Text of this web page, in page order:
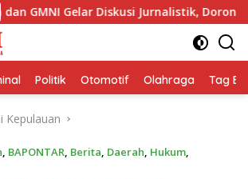
Jurnalistik, Dorong Gen Z Kritis
Politik Otomotif Olahraga Tag
Kepulauan
, BAPONTAR, Berita, Daerah, Hukum,